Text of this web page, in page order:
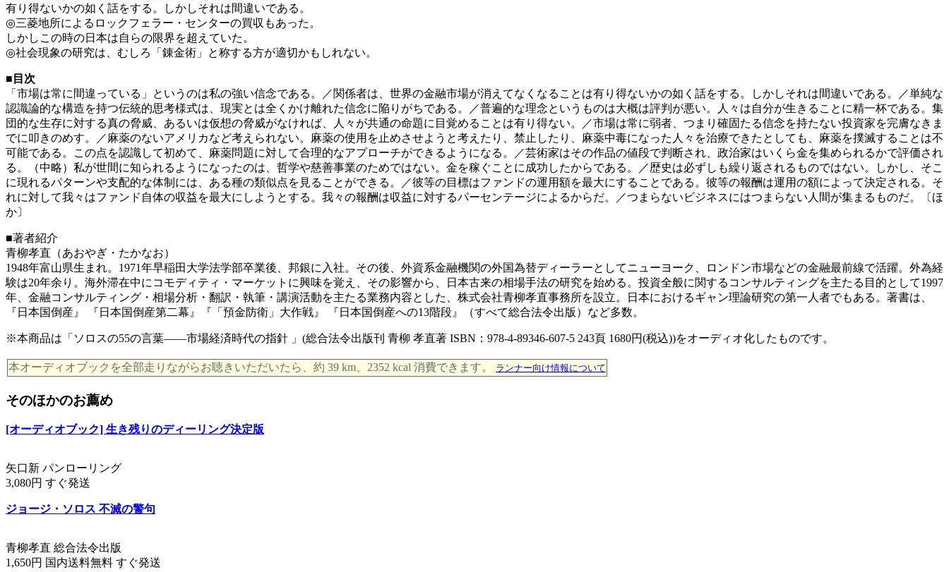
有り得ないかの如く話をする。しかしそれは間違いである。
◎三菱地所によるロックフェラー・センターの買収もあった。
しかしこの時の日本は自らの限界を超えていた。
◎社会現象の研究は、むしろ「錬金術」と称する方が適切かもしれない。
■目次
「市場は常に間違っている」というのは私の強い信念である。／関係者は、世界の金融市場が消えてなくなることは有り得ないかの如く話をする。しかしそれは間違いである。／単純な
認識論的な構造を持つ伝統的思考様式は、現実とは全くかけ離れた信念に陥りがちである。／普遍的な理念というものは大概は評判が悪い。人々は自分が生きることに精一杯である。集
団的な生存に対する真の脅威、あるいは仮想の脅威がなければ、人々が共通の命題に目覚めることは有り得ない。／市場は常に弱者、つまり確固たる信念を持たない投資家を完膚なきま
でに叩きのめす。／麻薬のないアメリカなど考えられない。麻薬の使用を止めさせようと考えたり、禁止したり、麻薬中毒になった人々を治療できたとしても、麻薬を撲滅することは不
可能である。この点を認識して初めて、麻薬問題に対して合理的なアプローチができるようになる。／芸術家はその作品の値段で判断され、政治家はいくら金を集められるかで評価され
る。（中略）私が世間に知られるようになったのは、哲学や慈善事業のためではない。金を稼ぐことに成功したからである。／歴史は必ずしも繰り返されるものではない。しかし、そこ
に現れるパターンや支配的な体制には、ある種の類似点を見ることができる。／彼等の目標はファンドの運用額を最大にすることである。彼等の報酬は運用の額によって決定される。そ
れに対して我々はファンド自体の収益を最大にしようとする。我々の報酬は収益に対するパーセンテージによるからだ。／つまらないビジネスにはつまらない人間が集まるものだ。〔ほ
か〕
■著者紹介
青柳孝直（あおやぎ・たかなお）
1948年富山県生まれ。1971年早稲田大学法学部卒業後、邦銀に入社。その後、外資系金融機関の外国為替ディーラーとしてニューヨーク、ロンドン市場などの金融最前線で活躍。外為経
験は20年余り。海外滞在中にコモディティ・マーケットに興味を覚え、その影響から、日本古来の相場手法の研究を始める。投資全般に関するコンサルティングを主たる目的として1997
年、金融コンサルティング・相場分析・翻訳・執筆・講演活動を主たる業務内容とした、株式会社青柳孝直事務所を設立。日本におけるギャン理論研究の第一人者でもある。著書は、
『日本国倒産』 『日本国倒産第二幕』『「預金防衛」大作戦』 『日本国倒産への13階段』（すべて総合法令出版）など多数。
※本商品は「ソロスの55の言葉――市場経済時代の指針 」(総合法令出版刊 青柳 孝直著 ISBN：978-4-89346-607-5 243頁 1680円(税込))をオーディオ化したものです。
本オーディオブックを全部走りながらお聴きいただいたら、約 39 km、2352 kcal 消費できます。 ランナー向け情報について
そのほかのお薦め
[オーディオブック] 生き残りのディーリング決定版
矢口新 パンローリング
3,080円 すぐ発送
ジョージ・ソロス 不滅の警句
青柳孝直 総合法令出版
1,650円 国内送料無料 すぐ発送